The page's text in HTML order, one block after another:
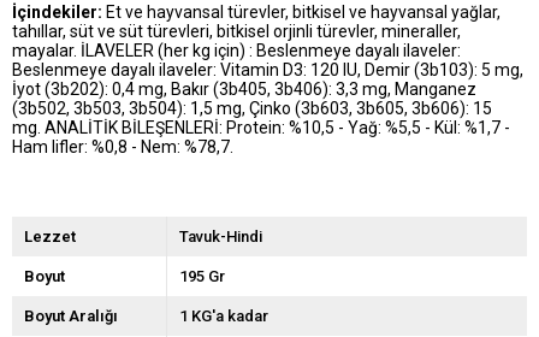
İçindekiler: Et ve hayvansal türevler, bitkisel ve hayvansal yağlar,
tahıllar, süt ve süt türevleri, bitkisel orjinli türevler, mineraller,
mayalar. İLAVELER (her kg için) : Beslenmeye dayalı ilaveler:
Beslenmeye dayalı ilaveler: Vitamin D3: 120 IU, Demir (3b103): 5 mg,
İyot (3b202): 0,4 mg, Bakır (3b405, 3b406): 3,3 mg, Manganez
(3b502, 3b503, 3b504): 1,5 mg, Çinko (3b603, 3b605, 3b606): 15
mg. ANALİTİK BİLEŞENLERİ: Protein: %10,5 - Yağ: %5,5 - Kül: %1,7 -
Ham lifler: %0,8 - Nem: %78,7.
Lezzet Tavuk-Hindi
Boyut 195 Gr
Boyut Aralığı 1 KG'a kadar